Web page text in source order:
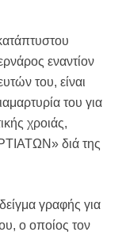
εναντίον
του, είναι
του για
χροιάς,
διά της
γραφής για
ο οποίος τον